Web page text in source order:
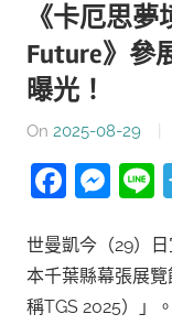
《卡厄思
Future》參
曝光！
On 2025-08-29
世曼凱今（29）
本千葉縣幕張展
稱TGS 2025）」